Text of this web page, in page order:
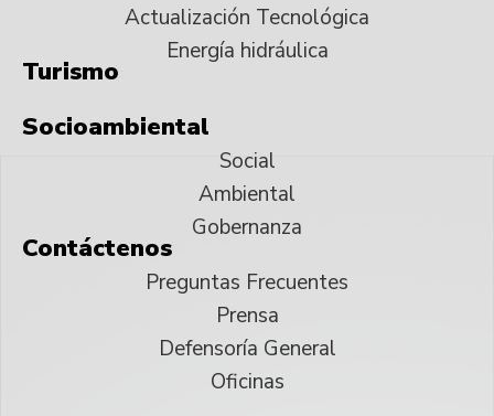
Actualización Tecnológica
Energía hidráulica
Turismo
Socioambiental
Social
Ambiental
Gobernanza
Contáctenos
Preguntas Frecuentes
Prensa
Defensoría General
Oficinas